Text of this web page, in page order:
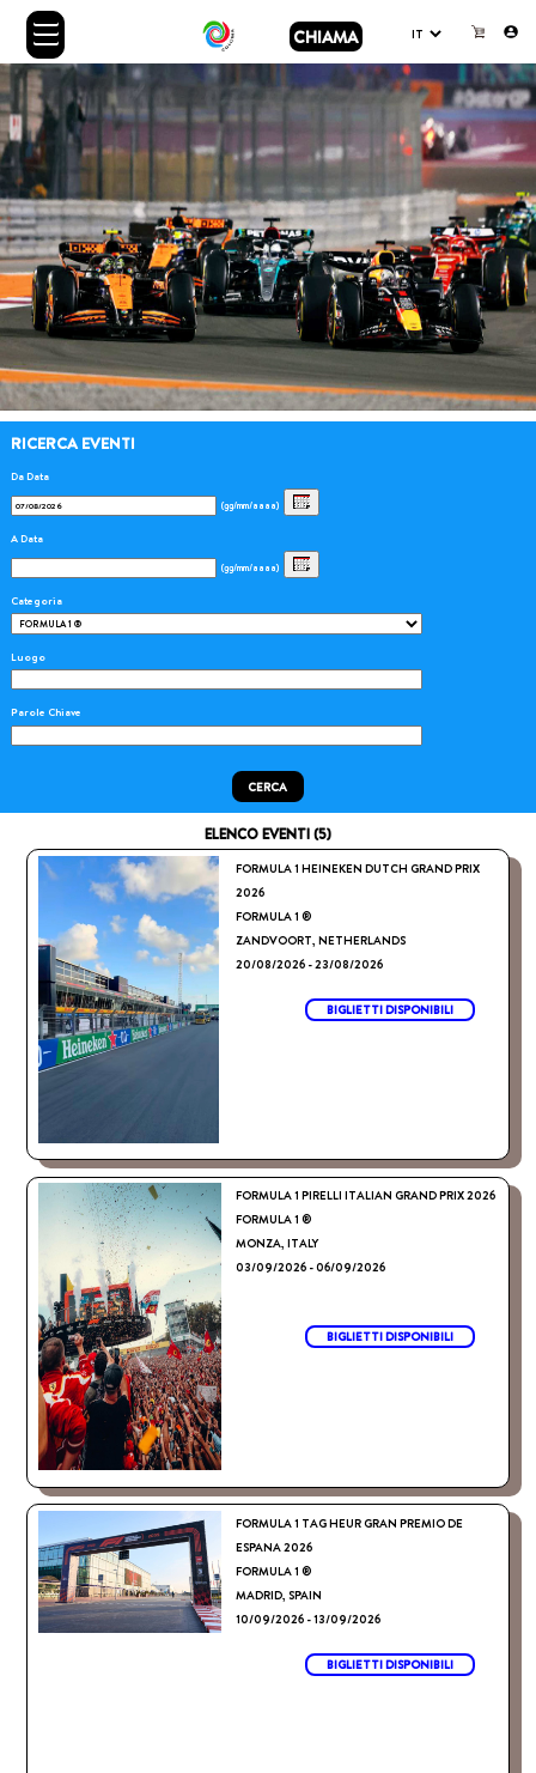
CHIAMA
RICERCA EVENTI
Da Data
(gg/mm/aaaa)
A Data
(gg/mm/aaaa)
Categoria
Luogo
Parole Chiave
CERCA
ELENCO EVENTI (5)
FORMULA 1 HEINEKEN DUTCH GRAND PRIX
2026
FORMULA 1 ®
ZANDVOORT, NETHERLANDS
20/08/2026 - 23/08/2026
BIGLIETTI DISPONIBILI
FORMULA 1 PIRELLI ITALIAN GRAND PRIX 2026
FORMULA 1 ®
MONZA, ITALY
03/09/2026 - 06/09/2026
BIGLIETTI DISPONIBILI
FORMULA 1 TAG HEUR GRAN PREMIO DE
ESPANA 2026
FORMULA 1 ®
MADRID, SPAIN
10/09/2026 - 13/09/2026
BIGLIETTI DISPONIBILI